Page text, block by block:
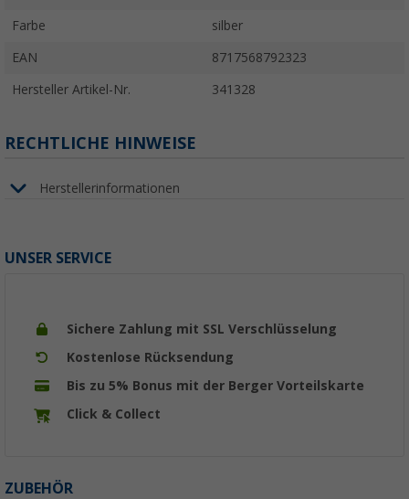
Farbe silber
EAN 8717568792323
Hersteller Artikel-Nr. 341328
RECHTLICHE HINWEISE
Herstellerinformationen
UNSER SERVICE
Sichere Zahlung mit SSL Verschlüsselung
Kostenlose Rücksendung
Bis zu 5% Bonus mit der Berger Vorteilskarte
Click & Collect
ZUBEHÖR